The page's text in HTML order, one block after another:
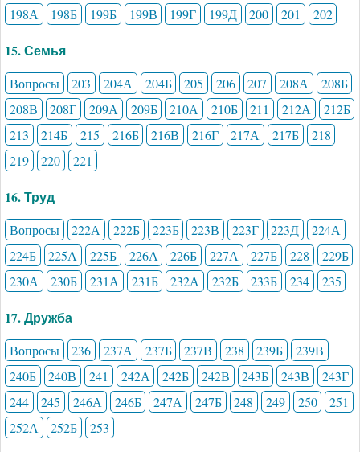
198А
198Б 199Б 199В 199Г 199Д 200 201 202
15. Семья
Вопросы 203 204А 204Б 205 206 207 208А
208Б
208В
208Г 209А 209Б 210А 210Б 211 212А
212Б
213
214Б 215 216Б 216В 216Г 217А 217Б
218
219
220 221
16. Труд
Вопросы 222А 222Б 223Б 223В 223Г 223Д
224А
224Б
225А 225Б 226А 226Б 227А 227Б 228
229Б
230А
230Б 231А 231Б 232А 232Б 233Б 234 235
17. Дружба
Вопросы 236 237А 237Б 237В 238 239Б
239В
240Б
240В 241 242А 242Б 242В 243Б 243В
243Г
244
245 246А 246Б 247А 247Б 248 249 250
251
252А
252Б 253